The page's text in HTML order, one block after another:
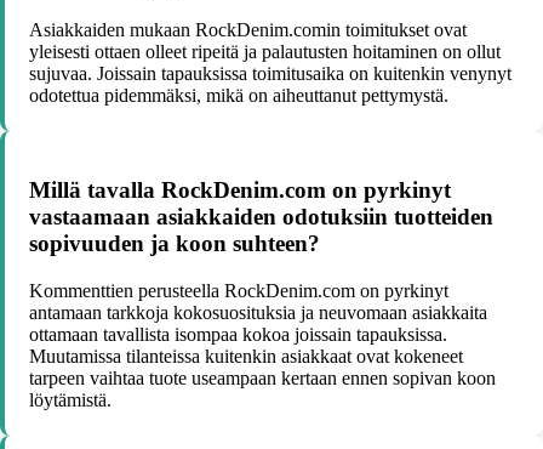
Asiakkaiden mukaan RockDenim.comin toimitukset ovat
yleisesti ottaen olleet ripeitä ja palautusten hoitaminen on ollut
sujuvaa. Joissain tapauksissa toimitusaika on kuitenkin venynyt
odotettua pidemmäksi, mikä on aiheuttanut pettymystä.
Millä tavalla RockDenim.com on pyrkinyt
vastaamaan asiakkaiden odotuksiin tuotteiden
sopivuuden ja koon suhteen?
Kommenttien perusteella RockDenim.com on pyrkinyt
antamaan tarkkoja kokosuosituksia ja neuvomaan asiakkaita
ottamaan tavallista isompaa kokoa joissain tapauksissa.
Muutamissa tilanteissa kuitenkin asiakkaat ovat kokeneet
tarpeen vaihtaa tuote useampaan kertaan ennen sopivan koon
löytämistä.